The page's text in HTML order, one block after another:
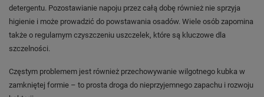
detergentu. Pozostawianie napoju przez całą dobę również nie sprzyja
higienie i może prowadzić do powstawania osadów. Wiele osób zapomina
także o regularnym czyszczeniu uszczelek, które są kluczowe dla
szczelności.
Częstym problemem jest również przechowywanie wilgotnego kubka w
zamkniętej formie – to prosta droga do nieprzyjemnego zapachu i rozwoju